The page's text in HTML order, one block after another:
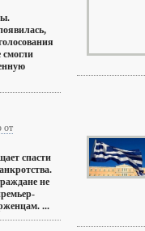
смогли
от
спасти
не
...